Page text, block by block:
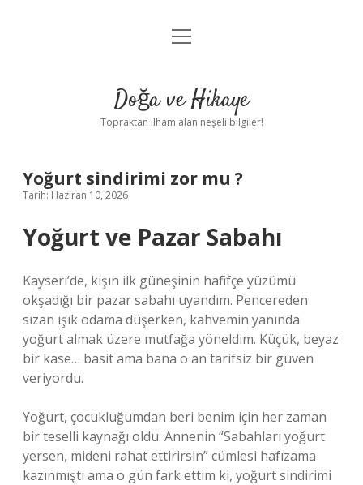
Anasayfa
Yasal Uyarı
menüyü
Doğa ve Hikaye
Topraktan ilham alan neşeli bilgiler!
Yoğurt sindirimi zor mu ?
Tarih: Haziran 10, 2026
Yoğurt ve Pazar Sabahı
Kayseri’de, kışın ilk güneşinin hafifçe yüzümü
okşadığı bir pazar sabahı uyandım. Pencereden
sızan ışık odama düşerken, kahvemin yanında
yoğurt almak üzere mutfağa yöneldim. Küçük, beyaz
bir kase… basit ama bana o an tarifsiz bir güven
veriyordu.
Yoğurt, çocukluğumdan beri benim için her zaman
bir teselli kaynağı oldu. Annenin “Sabahları yoğurt
yersen, mideni rahat ettirirsin” cümlesi hafızama
kazınmıştı ama o gün fark ettim ki, yoğurt sindirimi